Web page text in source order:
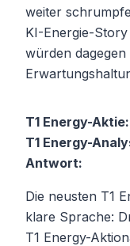
weiter
KI-Energie-
würden
T1 Energy-
T1 Energy-
Antwort:
Die neusten T1
klare Sprache:
T1 Energy-